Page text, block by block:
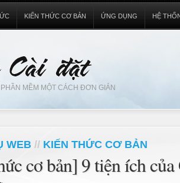
MỀM MỘT CÁCH ĐƠN GIẢN
KIẾN THỨC CƠ BẢN ỨNG DỤNG HỆ
WEB // KIẾN THỨC CƠ BẢN
cơ bản] 9 tiện ích